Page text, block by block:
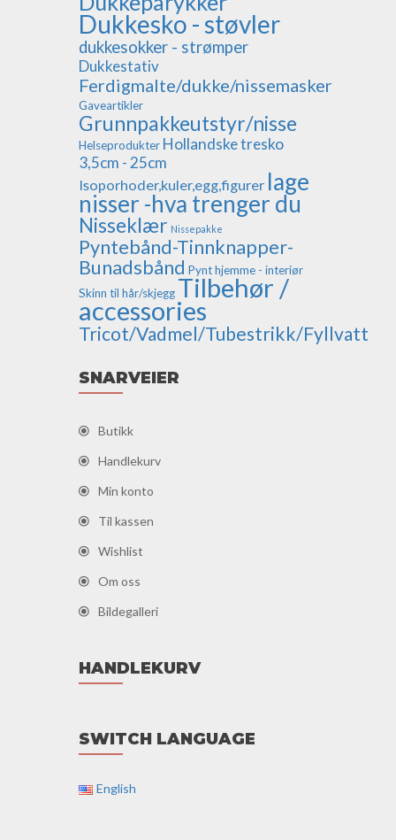
Dukkesko - støvler
dukkesokker - strømper
Dukkestativ
Ferdigmalte/dukke/nissemasker
Gaveartikler
Grunnpakkeutstyr/nisse
Helseprodukter Hollandske tresko
3,5cm - 25cm
Isoporhoder,kuler,egg,figurer lage
nisser -hva trenger du
Nisseklær Nissepakke
Pyntebånd-Tinnknapper-
Bunadsbånd Pynt hjemme - interiør
Skinn til hår/skjegg Tilbehør /
accessories
Tricot/Vadmel/Tubestrikk/Fyllvatt
SNARVEIER
Butikk
Handlekurv
Min konto
Til kassen
Wishlist
Om oss
Bildegalleri
HANDLEKURV
SWITCH LANGUAGE
English